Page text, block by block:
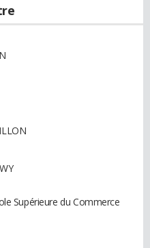
Supérieure du Commerce